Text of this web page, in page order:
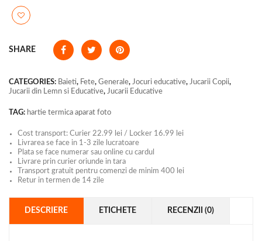
SHARE
CATEGORIES: Baieti, Fete, Generale, Jocuri educative, Jucarii Copii,
Jucarii din Lemn si Educative, Jucarii Educative
TAG: hartie termica aparat foto
Cost transport: Curier 22.99 lei / Locker 16.99 lei
Livrarea se face in 1-3 zile lucratoare
Plata se face numerar sau online cu cardul
Livrare prin curier oriunde in tara
Transport gratuit pentru comenzi de minim 400 lei
Retur in termen de 14 zile
DESCRIERE ETICHETE RECENZII (0)